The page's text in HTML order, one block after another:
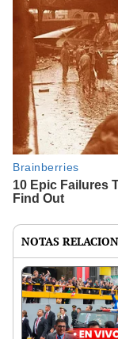
NOTAS